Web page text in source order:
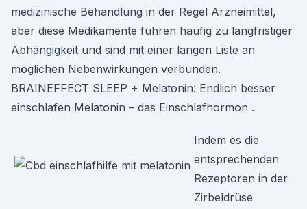
medizinische Behandlung in der Regel Arzneimittel,
aber diese Medikamente führen häufig zu langfristiger
Abhängigkeit und sind mit einer langen Liste an
möglichen Nebenwirkungen verbunden.
BRAINEFFECT SLEEP + Melatonin: Endlich besser
einschlafen Melatonin – das Einschlafhormon .
Indem es die
entsprechenden
Rezeptoren in der
Zirbeldrüse